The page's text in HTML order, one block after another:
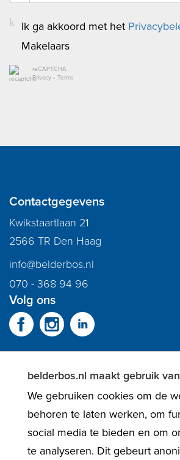
belderbos.nl maakt gebruik
We gebruiken cookies om de
behoren te laten werken, om
social media te bieden en om
te analyseren. Dit gebeurt
Ik ga akkoord met het
Makelaars
reCAPTCHA
Privacy • Terms
Contactgegevens
Kwikstaartlaan 21
2566 TR Den Haag
info@belderbos.nl
070 - 368 94 96
Volg ons